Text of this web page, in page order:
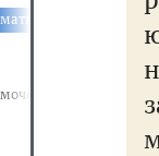
меры по